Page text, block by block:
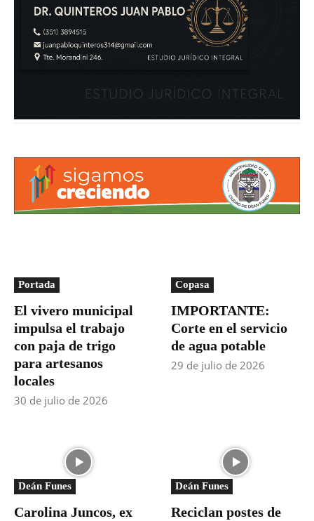
Portada
El vivero municipal
impulsa el trabajo
con paja de trigo
para artesanos
locales
30 de julio de 2026
Copasa
IMPORTANTE:
Corte en el servicio
de agua potable
29 de julio de 2026
Deán Funes
Carolina Juncos, ex
Deán Funes
Reciclan postes de